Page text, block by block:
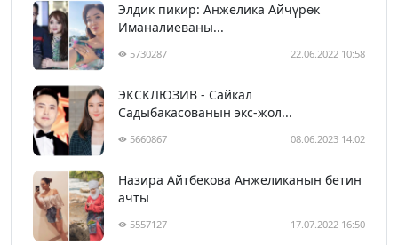
Элдик пикир: Анжелика Айчүрөк
Иманалиеваны...
5730287 22.06.2022 10:58
ЭКСКЛЮЗИВ - Сайкал
Садыбакасованын экс-жол...
5660867 08.06.2023 14:02
Назира Айтбекова Анжеликанын бетин
ачты
5557127 17.07.2022 16:50